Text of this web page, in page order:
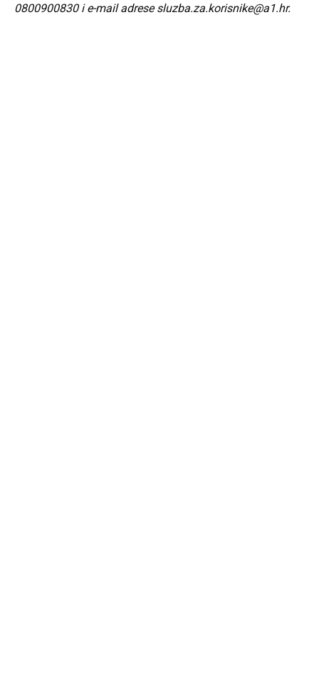
0800900830 i e-mail adresesluzba.za.korisnike@a1.hr.